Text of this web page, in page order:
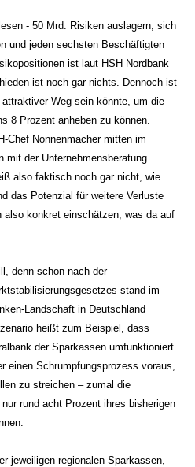
- 50 Mrd. Risiken auslagern, sich
und jeden sechsten Beschäftigten
ist laut HSH Nordbank
ist noch gar nichts. Dennoch ist
Weg sein könnte, um die
8 Prozent anheben zu können.
Chef Nonnenmacher mitten im
mit der Unternehmensberatung
also faktisch noch gar nicht, wie
das Potenzial für weitere Verluste
konkret einschätzen, was da auf
denn schon nach der
stand im
Landschaft in Deutschland
heißt zum Beispiel, dass
der Sparkassen umfunktioniert
einen Schrumpfungsprozess voraus,
zu streichen – zumal die
rund acht Prozent ihres bisherigen
jeweiligen regionalen Sparkassen,